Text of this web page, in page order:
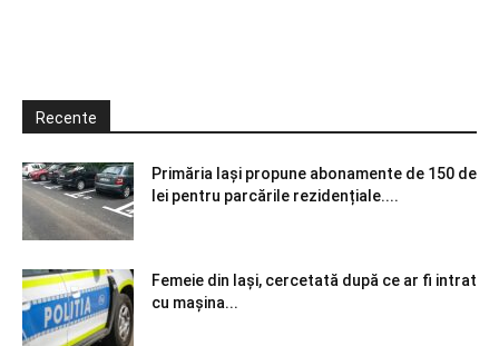
Recente
Primăria Iași propune abonamente de 150 de
lei pentru parcările rezidențiale....
Femeie din Iași, cercetată după ce ar fi intrat
cu mașina...